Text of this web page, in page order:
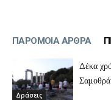
ΠΑΡΟΜΟΙΑ ΑΡΘΡΑ
Δράσεις
Δέκα